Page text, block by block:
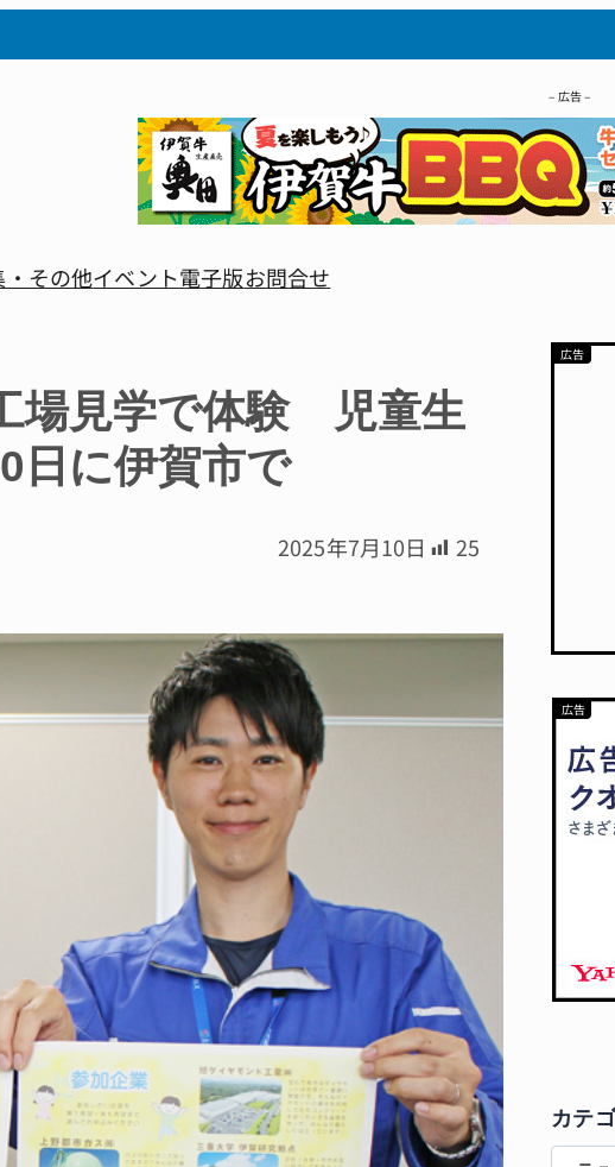
– 広告 –
・その他イベント電子版お問合せ
場見学で体験 児童生
に伊賀市で
2025年7月10日 25
カテ